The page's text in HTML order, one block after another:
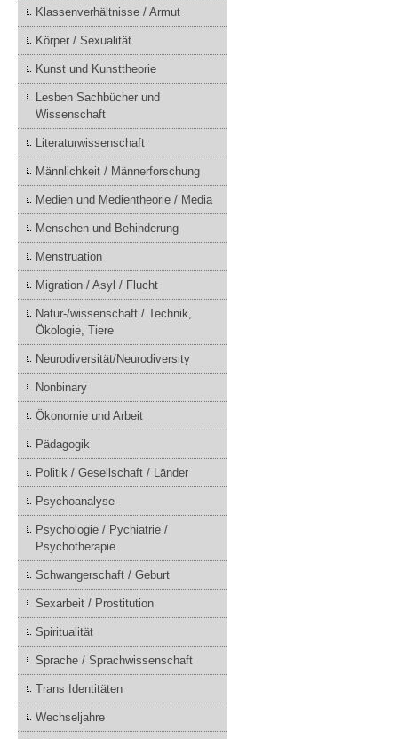
Klassenverhältnisse / Armut
Körper / Sexualität
Kunst und Kunsttheorie
Lesben Sachbücher und
Wissenschaft
Literaturwissenschaft
Männlichkeit / Männerforschung
Medien und Medientheorie / Media
Menschen und Behinderung
Menstruation
Migration / Asyl / Flucht
Natur-/wissenschaft / Technik,
Ökologie, Tiere
Neurodiversität/Neurodiversity
Nonbinary
Ökonomie und Arbeit
Pädagogik
Politik / Gesellschaft / Länder
Psychoanalyse
Psychologie / Pychiatrie /
Psychotherapie
Schwangerschaft / Geburt
Sexarbeit / Prostitution
Spiritualität
Sprache / Sprachwissenschaft
Trans Identitäten
Wechseljahre